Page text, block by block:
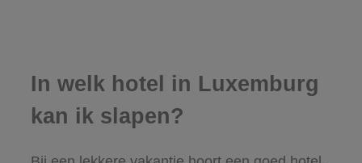
In welk hotel in Luxemburg
kan ik slapen?